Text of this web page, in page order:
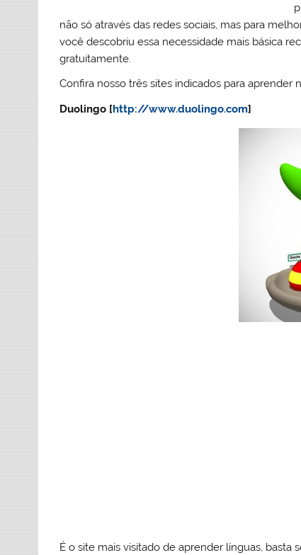
não só através das redes sociais, mas para
você descobriu essa necessidade mais básica
gratuitamente.
Confira nosso três sites indicados para aprender
Duolingo [http://www.duolingo.com]
É o site mais visitado de aprender línguas,